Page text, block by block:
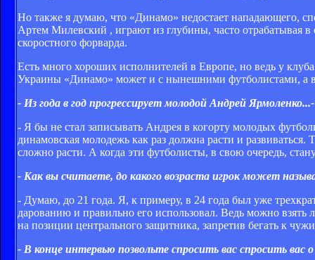
Но также я думаю, что «Динамо» недостает нападающего,
Артем Милевский , играют из глубины, часто отрабатывая
скоростного форварда.
Есть много хороших исполнителей в Европе, но ведь у
Украины «Динамо» может и с нынешними футболистами, а
- Из года в год прогрессирует молодой Андрей Ярмоленко...-
- Я бы не стал записывать Андрея в когорту молодых
динамовская молодежь как раз должна расти и
сложно расти. А когда эти футболисты, в свою очередь,
- Как вы считаете, до какого возраста игрок может
- Думаю, до 21 года. Я, к примеру, в 24 года был уже
дарованию и правильно его использовал. Ведь можно взять
на позиции центрального защитника, запретив бегать к
- В конце интервью позвольте спросить вас спросить вас